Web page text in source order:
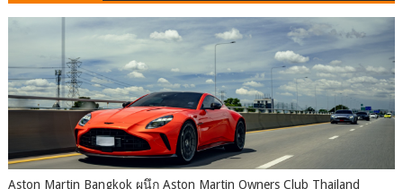
Aston Martin Bangkok ผนึก Aston Martin Owners Club Thailand